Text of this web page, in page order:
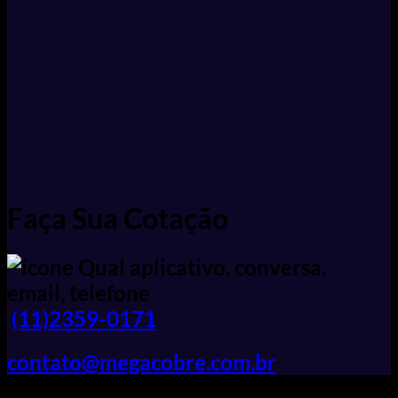
Faça Sua Cotação
(11)2359-0171
contato@megacobre.com.br